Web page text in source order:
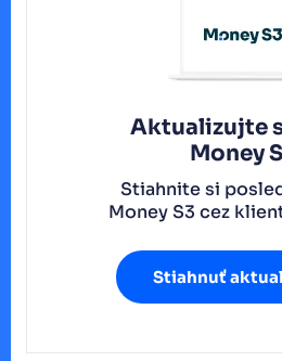
Aktualizujte
Money
Stiahnite si
Money S3 cez
Stiahnuť